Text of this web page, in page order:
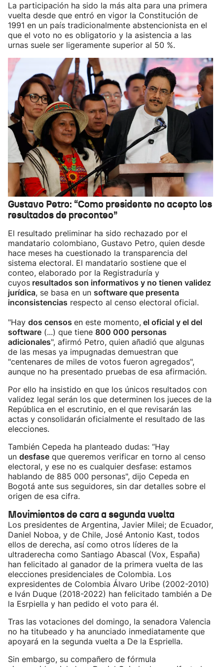
La participación ha sido la más alta para una primera
vuelta desde que entró en vigor la Constitución de
1991 en un país tradicionalmente abstencionista en el
que el voto no es obligatorio y la asistencia a las
urnas suele ser ligeramente superior al 50 %.
Gustavo Petro: “Como presidente no acepto los
resultados de preconteo”
El resultado preliminar ha sido rechazado por el
mandatario colombiano, Gustavo Petro, quien desde
hace meses ha cuestionado la transparencia del
sistema electoral. El mandatario sostiene que el
conteo, elaborado por la Registraduría y
cuyos resultados son informativos y no tienen validez
jurídica, se basa en un software que presenta
inconsistencias respecto al censo electoral oficial.
"Hay dos censos en este momento, el oficial y el del
software (...) que tiene 800 000 personas
adicionales", afirmó Petro, quien añadió que algunas
de las mesas ya impugnadas demuestran que
"centenares de miles de votos fueron agregados",
aunque no ha presentado pruebas de esa afirmación.
Por ello ha insistido en que los únicos resultados con
validez legal serán los que determinen los jueces de la
República en el escrutinio, en el que revisarán las
actas y consolidarán oficialmente el resultado de las
elecciones.
También Cepeda ha planteado dudas: “Hay
un desfase que queremos verificar en torno al censo
electoral, y ese no es cualquier desfase: estamos
hablando de 885 000 personas", dijo Cepeda en
Bogotá ante sus seguidores, sin dar detalles sobre el
origen de esa cifra.
Movimientos de cara a segunda vuelta
Los presidentes de Argentina, Javier Milei; de Ecuador,
Daniel Noboa, y de Chile, José Antonio Kast, todos
ellos de derecha, así como otros líderes de la
ultraderecha como Santiago Abascal (Vox, España)
han felicitado al ganador de la primera vuelta de las
elecciones presidenciales de Colombia. Los
expresidentes de Colombia Álvaro Uribe (2002-2010)
e Iván Duque (2018-2022) han felicitado también a De
la Esrpiella y han pedido el voto para él.
Tras las votaciones del domingo, la senadora Valencia
no ha titubeado y ha anunciado inmediatamente que
apoyará en la segunda vuelta a De la Espriella.
Sin embargo, su compañero de fórmula